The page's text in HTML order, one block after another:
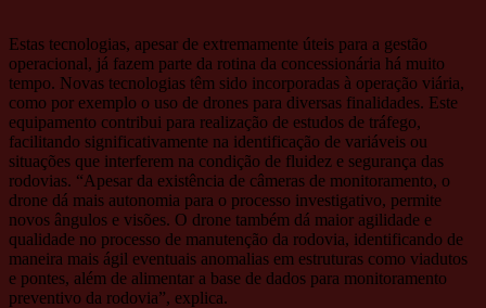
Estas tecnologias, apesar de extremamente úteis para a gestão
operacional, já fazem parte da rotina da concessionária há muito
tempo. Novas tecnologias têm sido incorporadas à operação viária,
como por exemplo o uso de drones para diversas finalidades. Este
equipamento contribui para realização de estudos de tráfego,
facilitando significativamente na identificação de variáveis ou
situações que interferem na condição de fluidez e segurança das
rodovias. “Apesar da existência de câmeras de monitoramento, o
drone dá mais autonomia para o processo investigativo, permite
novos ângulos e visões. O drone também dá maior agilidade e
qualidade no processo de manutenção da rodovia, identificando de
maneira mais ágil eventuais anomalias em estruturas como viadutos
e pontes, além de alimentar a base de dados para monitoramento
preventivo da rodovia”, explica.